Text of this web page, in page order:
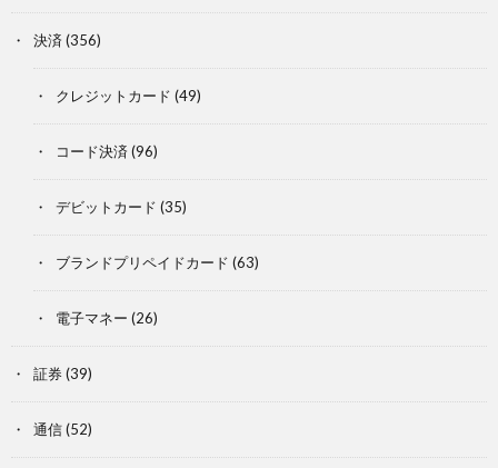
決済 (356)
クレジットカード (49)
コード決済 (96)
デビットカード (35)
ブランドプリペイドカード (63)
電子マネー (26)
証券(39)
通信(52)